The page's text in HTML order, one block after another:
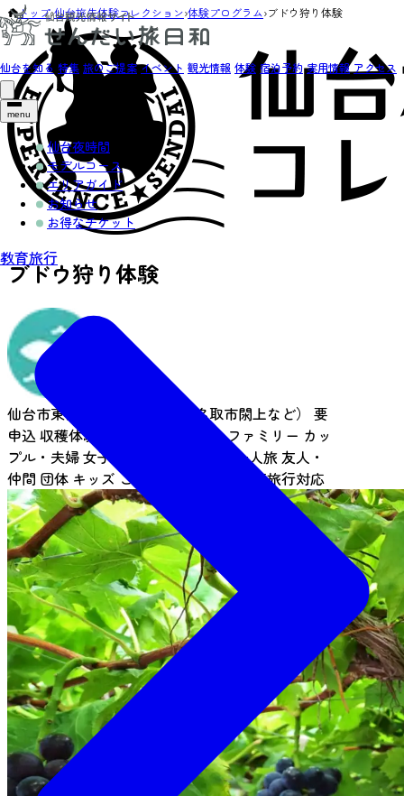
仙台を知る 特集 旅のご提案 イベント 観光情報 体験 宿泊予約 実用情報 アクセス
menu
仙台夜時間
モデルコース
エリアガイド
お知らせ
お得なチケット
教育旅行
トップ›仙台旅先体験コレクション›体験プログラム›ブドウ狩り体験
ブドウ狩り体験
仙台市東部（仙台港・荒浜・名取市閖上など） 要
申込 収穫体験 2時間で体験できるファミリー カッ
プル・夫婦女子旅 一人旅友人・
仲間 団体 キッズ ここだからできる 教育旅行対応